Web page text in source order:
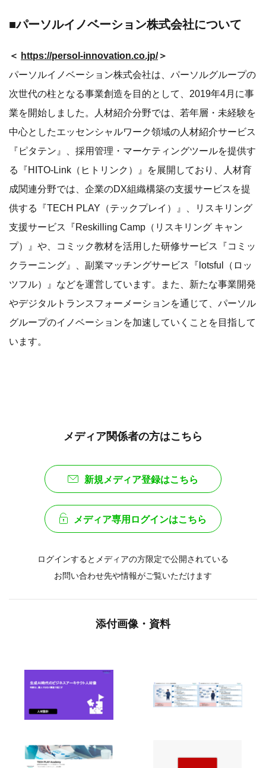
■パーソルイノベーション株式会社について
＜ https://persol-innovation.co.jp/ ＞
パーソルイノベーション株式会社は、パーソルグループの
次世代の柱となる事業創造を目的として、2019年4月に事
業を開始しました。人材紹介分野では、若年層・未経験を
中心としたエッセンシャルワーク領域の人材紹介サービス
『ピタテン』、採用管理・マーケティングツールを提供す
る『HITO-Link（ヒトリンク）』を展開しており、人材育
成関連分野では、企業のDX組織構築の支援サービスを提
供する『TECH PLAY（テックプレイ）』、リスキリング
支援サービス『Reskilling Camp（リスキリング キャン
プ）』や、コミック教材を活用した研修サービス『コミッ
クラーニング』、副業マッチングサービス『lotsful（ロッ
ツフル）』などを運営しています。また、新たな事業開発
やデジタルトランスフォーメーションを通じて、パーソル
グループのイノベーションを加速していくことを目指して
います。
メディア関係者の方はこちら
新規メディア登録はこちら
メディア専用ログインはこちら
ログインするとメディアの方限定で公開されている
お問い合わせ先や情報がご覧いただけます
添付画像・資料